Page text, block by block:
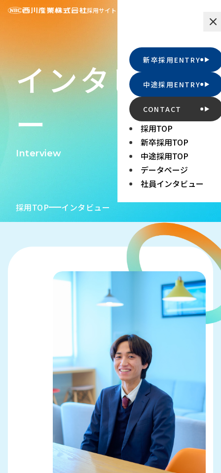
採用サイト
新卒採用ENTRY
中途採用ENTRY
CONTACT
採用TOP
新卒採用TOP
中途採用TOP
データページ
社員インタビュー
インタビュ
ー
Interview
採用TOP インタビュー